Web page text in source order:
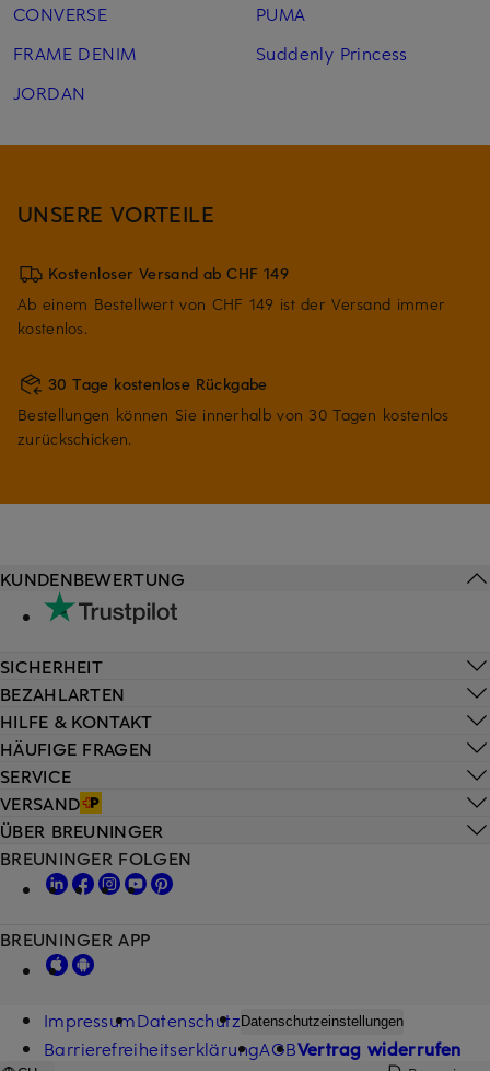
CONVERSE
FRAME DENIM
JORDAN
PUMA
Suddenly Princess
UNSERE VORTEILE
Kostenloser Versand ab CHF 149
Ab einem Bestellwert von CHF 149 ist der Versand immer
kostenlos.
30 Tage kostenlose Rückgabe
Bestellungen können Sie innerhalb von 30 Tagen kostenlos
zurückschicken.
HILFE & KONTAKT
HÄUFIGE FRAGEN
SERVICE
VERSAND
KUNDENBEWERTUNG
SICHERHEIT
BEZAHLARTEN
ÜBER BREUNINGER
BREUNINGER FOLGEN
BREUNINGER APP
ImpressumDatenschutzDatenschutzeinstellungen
BarrierefreiheitserklärungAGBVertrag widerrufen